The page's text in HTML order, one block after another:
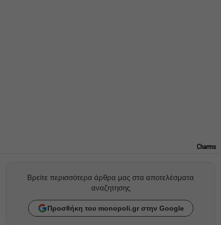
Charms
Βρείτε περισσότερα άρθρα μας στα αποτελέσματα
αναζητησης
Προσθήκη του monopoli.gr στην Google